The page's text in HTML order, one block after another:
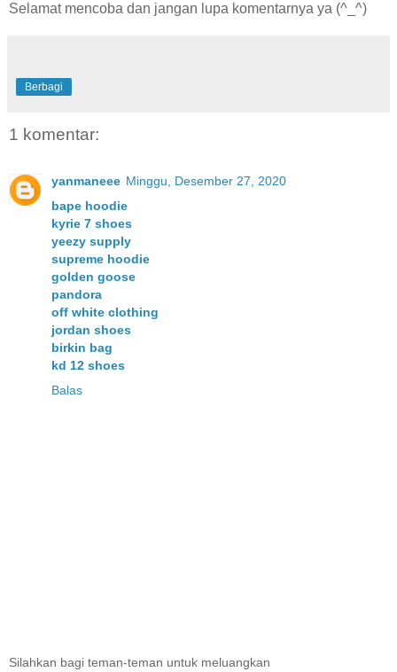
Selamat mencoba dan jangan lupa komentarnya ya (^_^)
Berbagi
1 komentar:
yanmaneee Minggu, Desember 27, 2020
bape hoodie
kyrie 7 shoes
yeezy supply
supreme hoodie
golden goose
pandora
off white clothing
jordan shoes
birkin bag
kd 12 shoes
Balas
Silahkan bagi teman-teman untuk meluangkan